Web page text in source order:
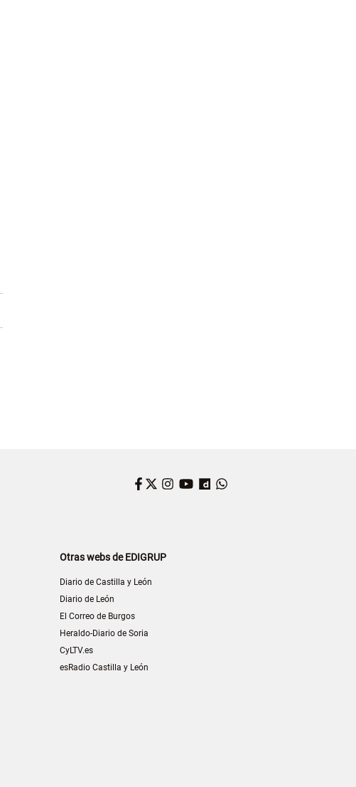
Facebook
Twitter
Instagram
YouTube
Dailymotion
Otras webs de EDIGRUP
Diario de Castilla y León
Diario de León
El Correo de Burgos
Heraldo-Diario de Soria
CyLTV.es
esRadio Castilla y León